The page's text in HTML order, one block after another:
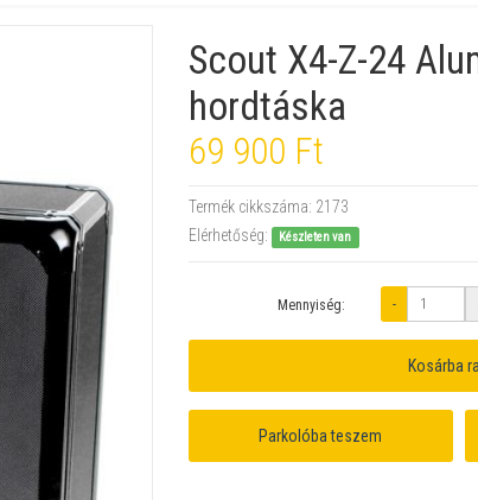
Scout X4-Z-24
hordtáska
69 900 Ft
Termék cikkszáma: 2173
Elérhetőség:
Készleten van
Mennyiség: -
Kosárba
Parkolóba teszem